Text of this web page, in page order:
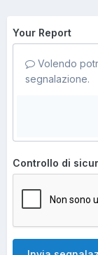
Your Report
Volendo
segnalazione.
Controllo di